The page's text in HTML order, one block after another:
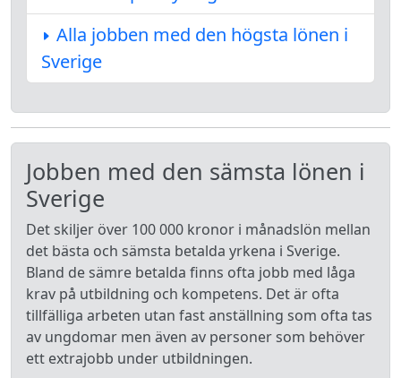
Alla jobben med den högsta lönen i
Sverige
Jobben med den sämsta lönen i
Sverige
Det skiljer över 100 000 kronor i månadslön mellan
det bästa och sämsta betalda yrkena i Sverige.
Bland de sämre betalda finns ofta jobb med låga
krav på utbildning och kompetens. Det är ofta
tillfälliga arbeten utan fast anställning som ofta tas
av ungdomar men även av personer som behöver
ett extrajobb under utbildningen.